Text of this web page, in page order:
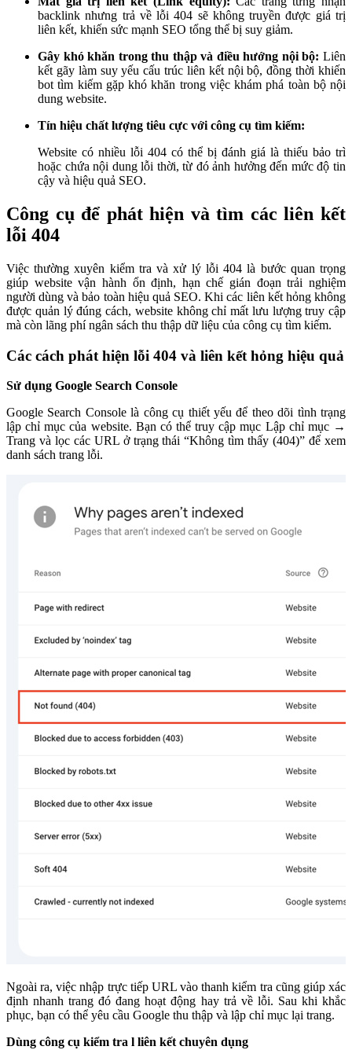
backlink nhưng trả về lỗi 404 sẽ không truyền được giá trị
liên kết, khiến sức mạnh SEO tổng thể bị suy giảm.
Gây khó khăn trong thu thập và điều hướng nội bộ: Liên
kết gãy làm suy yếu cấu trúc liên kết nội bộ, đồng thời khiến
bot tìm kiếm gặp khó khăn trong việc khám phá toàn bộ nội
dung website.
Tín hiệu chất lượng tiêu cực với công cụ tìm kiếm:
Website có nhiều lỗi 404 có thể bị đánh giá là thiếu bảo trì
hoặc chứa nội dung lỗi thời, từ đó ảnh hưởng đến mức độ tin
cậy và hiệu quả SEO.
Công cụ để phát hiện và tìm các liên kết
lỗi 404
Việc thường xuyên kiểm tra và xử lý lỗi 404 là bước quan trọng
giúp website vận hành ổn định, hạn chế gián đoạn trải nghiệm
người dùng và bảo toàn hiệu quả SEO. Khi các liên kết hỏng không
được quản lý đúng cách, website không chỉ mất lưu lượng truy cập
mà còn lãng phí ngân sách thu thập dữ liệu của công cụ tìm kiếm.
Các cách phát hiện lỗi 404 và liên kết hỏng hiệu quả
Sử dụng Google Search Console
Google Search Console là công cụ thiết yếu để theo dõi tình trạng
lập chỉ mục của website. Bạn có thể truy cập mục Lập chỉ mục →
Trang và lọc các URL ở trạng thái “Không tìm thấy (404)” để xem
danh sách trang lỗi.
Ngoài ra, việc nhập trực tiếp URL vào thanh kiểm tra cũng giúp xác
định nhanh trang đó đang hoạt động hay trả về lỗi. Sau khi khắc
phục, bạn có thể yêu cầu Google thu thập và lập chỉ mục lại trang.
Dùng công cụ kiểm tra l liên kết chuyên dụng